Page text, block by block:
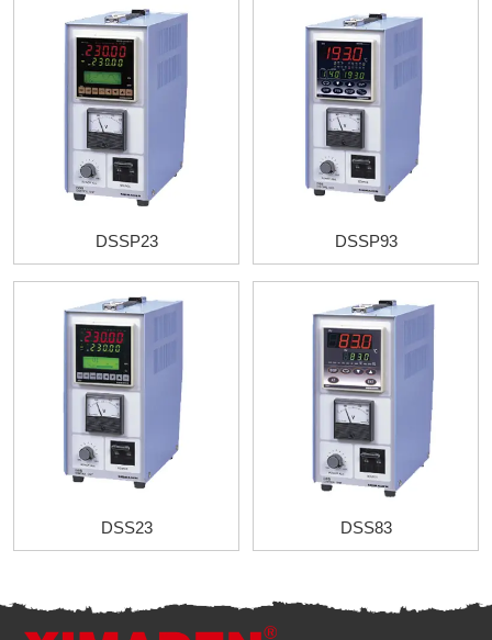
DSSP23 DSSP93
DSS23 DSS83